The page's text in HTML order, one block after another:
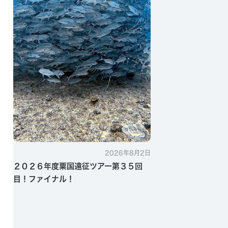
2026年8月2日
２０２６年度粟国遠征ツアー第３５回
目！ファイナル！